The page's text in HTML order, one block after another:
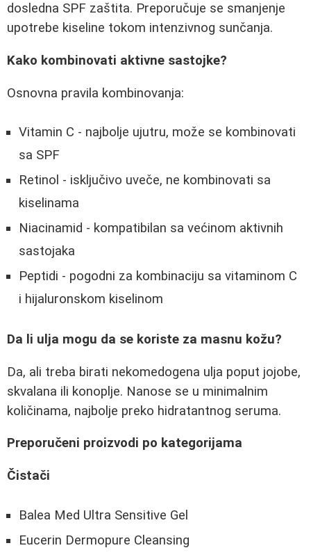
dosledna SPF zaštita. Preporučuje se smanjenje
upotrebe kiseline tokom intenzivnog sunčanja.
Kako kombinovati aktivne sastojke?
Osnovna pravila kombinovanja:
Vitamin C - najbolje ujutru, može se kombinovati
sa SPF
Retinol - isključivo uveče, ne kombinovati sa
kiselinama
Niacinamid - kompatibilan sa većinom aktivnih
sastojaka
Peptidi - pogodni za kombinaciju sa vitaminom C
i hijaluronskom kiselinom
Da li ulja mogu da se koriste za masnu kožu?
Da, ali treba birati nekomedogena ulja poput jojobe,
skvalana ili konoplje. Nanose se u minimalnim
količinama, najbolje preko hidratantnog seruma.
Preporučeni proizvodi po kategorijama
Čistači
Balea Med Ultra Sensitive Gel
Eucerin Dermopure Cleansing